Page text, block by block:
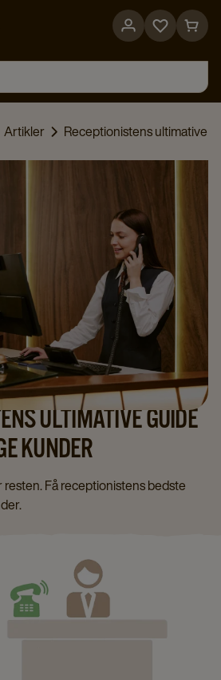
Go
page
Go
page
Artikler
Receptionistens ultimative
ULTIMATIVE GUIDE
KUNDER
Få receptionistens bedste